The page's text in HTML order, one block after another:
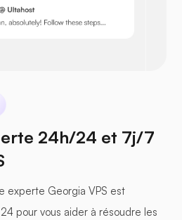
24h/24 et 7j/7
experte Georgia VPS est
pour vous aider à résoudre les